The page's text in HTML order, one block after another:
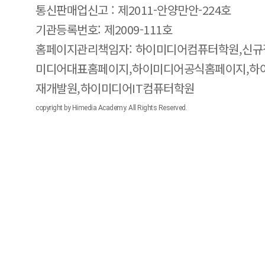
통신판매업신고 : 제2011-안양만안-224호
기관등록번호: 제2009-111호
홈페이지관리책임자: 하이미디어컴퓨터학원,신
미디어대표홈페이지,하이미디어공식홈페이지,
재개발원,하이미디어IT컴퓨터학원
copyright by Himedia Academy. All Rights Reserved.